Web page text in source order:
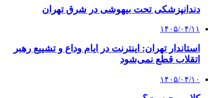
دندانپزشکی تحت بیهوشی در شرق تهران
۱۴۰۵/۰۴/۱۱
استاندار تهران: اینترنت در ایام وداع و تشییع رهبر
اتقلاب قطع نمی‌شود
۱۴۰۵/۰۴/۱۰